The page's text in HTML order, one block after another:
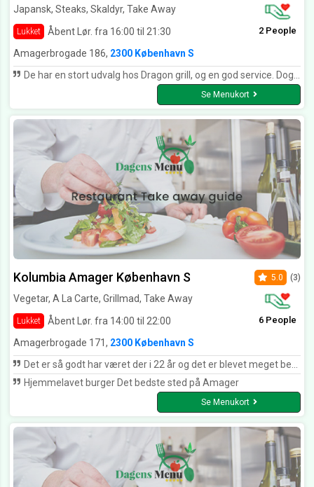
Japansk, Steaks, Skaldyr, Take Away
Lukket Åbent Lør. fra 16:00 til 21:30 2 People
Amagerbrogade 186, 2300 København S
De har en stort udvalg hos Dragon grill, og en god service. Dog syntes jeg, at deres udvalg er lige lidt for omfattende - det kan være svært at bestemme sig Deres sushi er rigtig god og jeg har sjældent set så velorganiseret grillbar og så hårdarbejde personale, som hos Dragon grill
Se Menukort
Kolumbia Amager København S
Vegetar, A La Carte, Grillmad, Take Away
Lukket Åbent Lør. fra 14:00 til 22:00
5.0 (3)
6 People
Amagerbrogade 171, 2300 København S
Det er så godt har været der i 22 år og det er blevet meget bedre ind før men hvis det tager langtid med levering så betyder det at de har travlt og den nye chef er meget rar kan anbefale
Hjemmelavet burger Det bedste sted på Amager
Se Menukort